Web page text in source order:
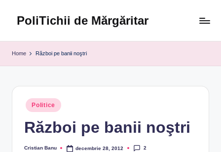
PoliTichii de Mărgăritar
Home Război pe banii noştri
Posted
in
Politice
Război pe banii noştri
Posted
Cristian Banu decembrie 28, 2012 2